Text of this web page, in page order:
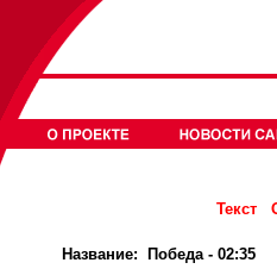
Текст
Название:
Победа - 02:35